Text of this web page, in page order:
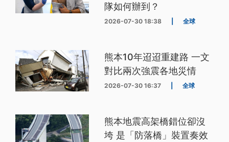
隊如何辦到？
2026-07-30 18:38 全球
熊本10年迢迢重建路 一文
對比兩次強震各地災情
2026-07-30 16:37 全球
熊本地震高架橋錯位卻沒
垮 是「防落橋」裝置奏效